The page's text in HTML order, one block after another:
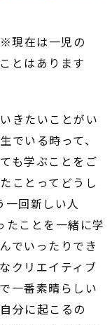
現在は一児の
とはあります
きたいことがい
でいる時って、
も学ぶことをご
ことってどうし
一回新しい人
たことを一緒に学
でいったりでき
クリエイティブ
一番素晴らしい
分に起こるの